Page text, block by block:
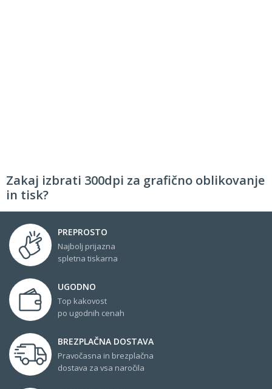
Zakaj izbrati 300dpi za grafično oblikovanje
in tisk?
PREPROSTO
Najbolj prijazna
spletna tiskarna
UGODNO
Top kakovost
po ugodnih cenah
BREZPLAČNA DOSTAVA
Pravočasna in brezplačna
dostava za vsa naročila